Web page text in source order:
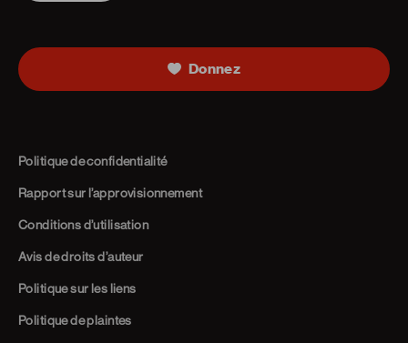
Donnez
Politique de confidentialité
Rapport sur l’approvisionnement
Conditions d’utilisation
Avis de droits d’auteur
Politique sur les liens
Politique de plaintes